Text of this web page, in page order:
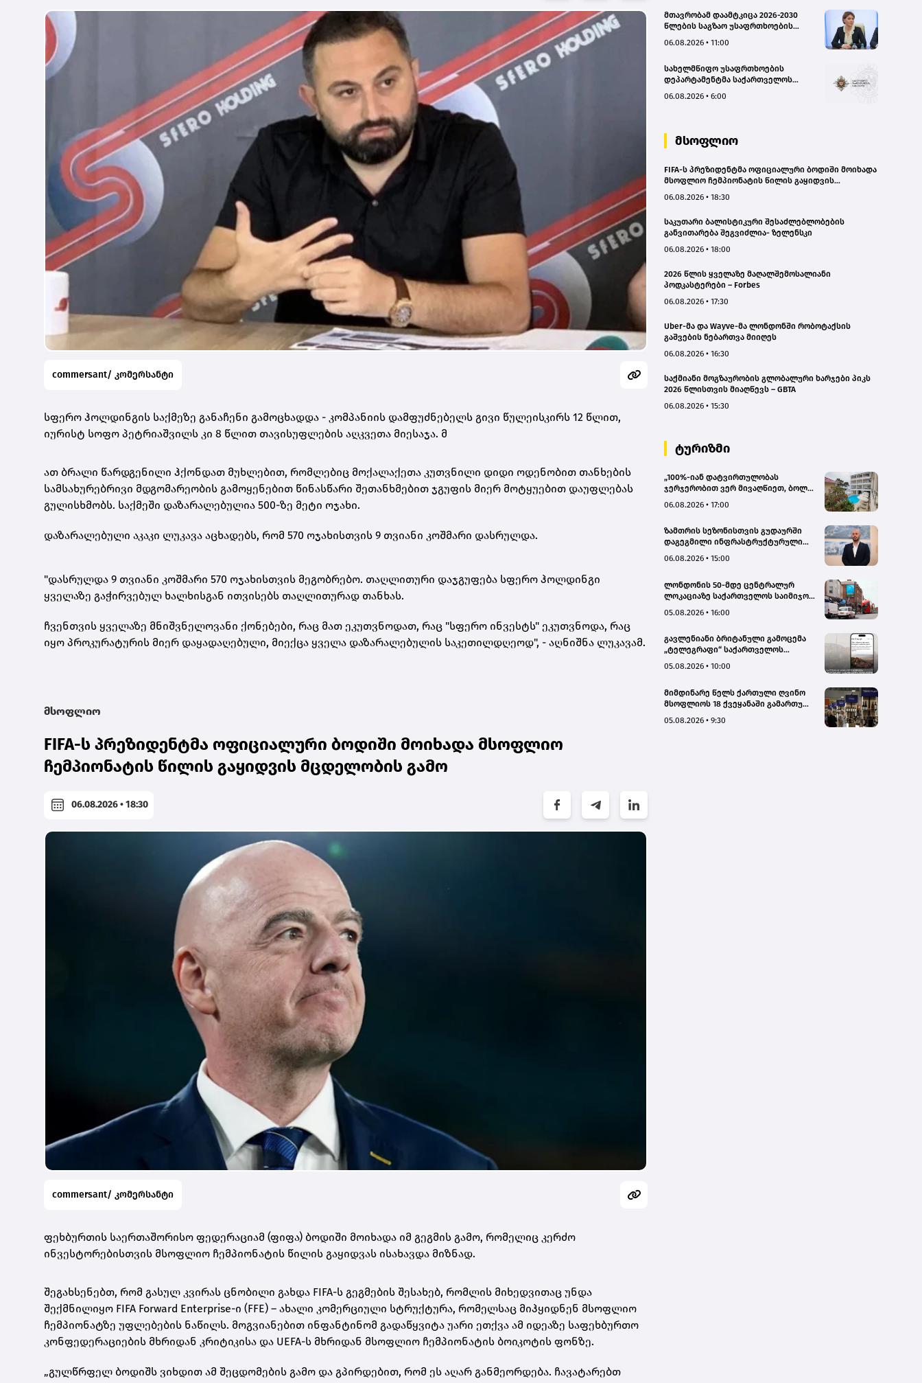
commersant/ კომერსანტი
სფერო ჰოლდინგის საქმეზე განაჩენი გამოცხადდა - კომპანიის დამფუძნებელს გივი წულეისკირს 12 წლით,
იურისტ სოფო პეტრიაშვილს კი 8 წლით თავისუფლების აღკვეთა მიესაჯა. მ
ათ ბრალი წარდგენილი ჰქონდათ მუხლებით, რომლებიც მოქალაქეთა კუთვნილი დიდი ოდენობით თანხების
სამსახურებრივი მდგომარეობის გამოყენებით წინასწარი შეთანხმებით ჯგუფის მიერ მოტყუებით დაუფლებას
გულისხმობს. საქმეში დაზარალებულია 500-ზე მეტი ოჯახი.
დაზარალებული აკაკი ლუკავა აცხადებს, რომ 570 ოჯახისთვის 9 თვიანი კოშმარი დასრულდა.
"დასრულდა 9 თვიანი კოშმარი 570 ოჯახისთვის მეგობრებო. თაღლითური დაჯგუფება სფერო ჰოლდინგი
ყველაზე გაჭირვებულ ხალხისგან ითვისებს თაღლითურად თანხას.
ჩვენთვის ყველაზე მნიშვნელოვანი ქონებები, რაც მათ ეკუთვნოდათ, რაც "სფერო ინვესტს" ეკუთვნოდა, რაც
იყო პროკურატურის მიერ დაყადაღებული, მიექცა ყველა დაზარალებულის საკეთილდღეოდ", - აღნიშნა ლუკავამ.
მსოფლიო
FIFA-ს პრეზიდენტმა ოფიციალური ბოდიში მოიხადა მსოფლიო
ჩემპიონატის წილის გაყიდვის მცდელობის გამო
06.08.2026 • 18:30
commersant/ კომერსანტი
ფეხბურთის საერთაშორისო ფედერაციამ (ფიფა) ბოდიში მოიხადა იმ გეგმის გამო, რომელიც კერძო
ინვესტორებისთვის მსოფლიო ჩემპიონატის წილის გაყიდვას ისახავდა მიზნად.
შეგახსენებთ, რომ გასულ კვირას ცნობილი გახდა FIFA-ს გეგმების შესახებ, რომლის მიხედვითაც უნდა
შექმნილიყო FIFA Forward Enterprise-ი (FFE) – ახალი კომერციული სტრუქტურა, რომელსაც მიჰყიდნენ მსოფლიო
ჩემპიონატზე უფლებების ნაწილს. მოგვიანებით ინფანტინომ გადაწყვიტა უარი ეთქვა ამ იდეაზე საფეხბურთო
კონფედერაციების მხრიდან კრიტიკისა და UEFA-ს მხრიდან მსოფლიო ჩემპიონატის ბოიკოტის ფონზე.
„გულწრფელ ბოდიშს ვიხდით ამ შეცდომების გამო და გპირდებით, რომ ეს აღარ განმეორდება. ჩავატარებთ
მთავრობამ დაამტკიცა 2026-2030
წლების საგზაო უსაფრთხოების
სამოქმედო გეგმა – თამარ
06.08.2026 • 11:00
სახელმწიფო უსაფრთხოების
დეპარტამენტმა საქართველოს
საზიანოდ საბოტაჟის მუხლით
06.08.2026 • 6:00
მსოფლიო
FIFA-ს პრეზიდენტმა ოფიციალური ბოდიში მოიხადა
მსოფლიო ჩემპიონატის წილის გაყიდვის
06.08.2026 • 18:30
საკუთარი ბალისტიკური შესაძლებლობების
განვითარება შეგვიძლია- ზელენსკი
06.08.2026 • 18:00
2026 წლის ყველაზე მაღალშემოსალიანი
პოდკასტერები – Forbes
06.08.2026 • 17:30
Uber-მა და Wayve-მა ლონდონში რობოტაქსის
გაშვების ნებართვა მიიღეს
06.08.2026 • 16:30
საქმიანი მოგზაურობის გლობალური ხარჯები პიკს
2026 წლისთვის მიაღწევს – GBTA
06.08.2026 • 15:30
ტურიზმი
„100%-იან დატვირთულობას
ჯერჯერობით ვერ მივაღწიეთ, ბოლო
გაუქმდა“ - Kobuleti Beach Club
06.08.2026 • 17:00
ზამთრის სეზონისთვის გუდაურში
დაგეგმილი ინფრასტრუქტურული
გუდაურის ტურისტული
დარსალია
06.08.2026 • 15:00
ლონდონის 50-მდე ცენტრალურ
ლოკაციაზე საქართველოს საიმიჯო
05.08.2026 • 16:00
გავლენიანი ბრიტანული გამოცემა
„ტელეგრაფი“ საქართველოს
სტატიების ციკლს აქვეყნებს
05.08.2026 • 10:00
მიმდინარე წელს ქართული ღვინო
მსოფლიოს 18 ქვეყანაში გამართულ
წარმოდგენილი
05.08.2026 • 9:30